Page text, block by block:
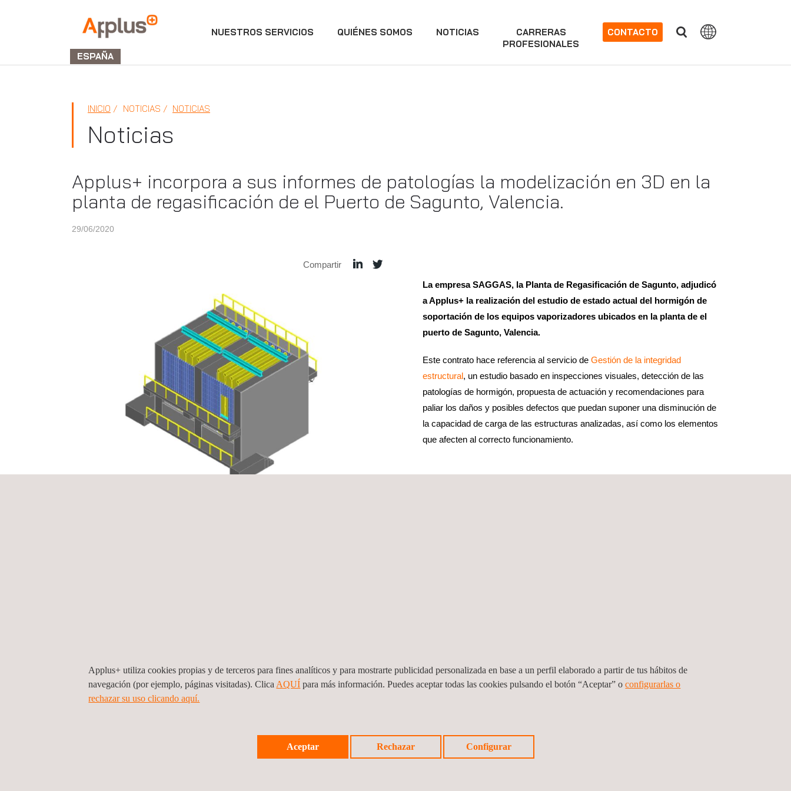
Applus+
GROUP
ESPAÑA
NUESTROS SERVICIOS QUIÉNES SOMOS NOTICIAS
CARRERAS
PROFESIONALES
CONTACTO
INICIO NOTICIAS NOTICIAS
Noticias
Applus+ incorpora a sus informes de patologías la modelización en 3D en la
planta de regasificación de el Puerto de Sagunto, Valencia.
29/06/2020
Compartir
La empresa SAGGAS, la Planta de Regasificación de Sagunto, adjudicó
a Applus+ la realización del estudio de estado actual del hormigón de
soportación de los equipos vaporizadores ubicados en la planta de el
puerto de Sagunto, Valencia.
Este contrato hace referencia al servicio de Gestión de la integridad
estructural, un estudio basado en inspecciones visuales, detección de las
patologías de hormigón, propuesta de actuación y recomendaciones para
paliar los daños y posibles defectos que puedan suponer una disminución de
la capacidad de carga de las estructuras analizadas, así como los elementos
que afecten al correcto funcionamiento.
Applus+ utiliza cookies propias y de terceros para fines analíticos y para mostrarte publicidad personalizada en base a un perfil elaborado a partir de tus hábitos de
navegación (por ejemplo, páginas visitadas). Clica AQUÍ para más información. Puedes aceptar todas las cookies pulsando el botón “Aceptar” oconfigurarlas o
rechazar su uso clicando aquí.
Aceptar Rechazar Configurar